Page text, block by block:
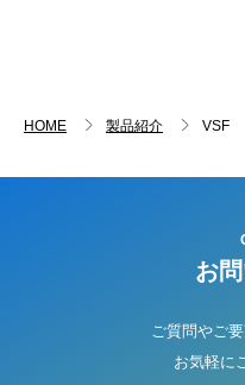
HOME 製品紹介 VSF
お
ご質問やご
お気軽に